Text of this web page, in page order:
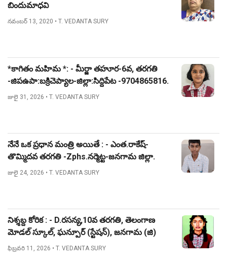
బిందుమాధవి
నవంబర్ 13, 2020 • T. VEDANTA SURY
*కాగితం మహిమ *: - మీర్జా తహూర-6వ, తరగతి
-జిపఉపా:బక్రిచెప్యాల-జిల్లా:సిద్దిపేట -9704865816.
జులై 31, 2026 • T. VEDANTA SURY
నేనే ఒక ప్రధాన మంత్రి అయితే : - ఎంత.రాకేష్-
తొమ్మిదవ తరగతి -Zphs.నర్మెట్ట-జనగామ జిల్లా.
జులై 24, 2026 • T. VEDANTA SURY
నిశ్శబ్ద కోరిక : - D.రసన్య,10వ తరగతి, తెలంగాణ
మోడల్ స్కూల్, ఘన్పూర్ (స్టేషన్), జనగామ (జి)
ఫిబ్రవరి 11, 2026 • T. VEDANTA SURY